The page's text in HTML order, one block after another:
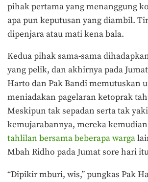
pihak pertama yang menanggung
apa pun keputusan yang diambil.
dipenjara atau mati kena bala.
Kedua pihak sama-sama
yang pelik, dan akhirnya pada
Harto dan Pak Bandi memutuskan
meniadakan pagelaran ketoprak
Meskipun tak sepadan serta tak
kemujarabannya, mereka
tahlilan bersama beberapa warga
Mbah Ridho pada Jumat sore hari
“Dipikir mburi, wis,” pungkas Pak